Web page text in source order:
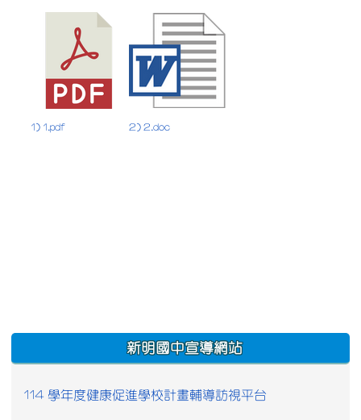
1) 1.pdf 2) 2.doc
:::
新明國中宣導網站
114 學年度健康促進學校計畫輔導訪視平台